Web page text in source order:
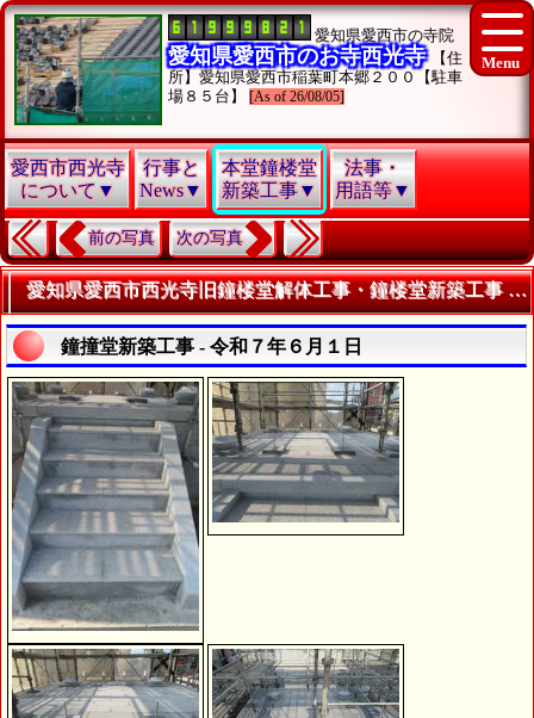
愛知県愛西市の寺院
愛知県愛西市のお寺西光寺
【住
所】愛知県愛西市稲葉町本郷２００【駐車
場８５台】
[As of 26/08/05]
愛西市西光寺
について▼
行事と
News▼
本堂鐘楼堂
新築工事▼
法事・
用語等▼
前の写真 次の写真
愛知県愛西市西光寺旧鐘楼堂解体工事・鐘楼堂新築工事 - 令和７年６月 - | 寺院・お寺の建築工事履歴写真
鐘撞堂新築工事 - 令和７年６月１日